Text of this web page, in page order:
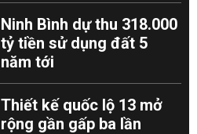
Ninh Bình dự thu 318.000
tỷ tiền sử dụng đất 5
năm tới
Thiết kế quốc lộ 13 mở
rộng gần gấp ba lần